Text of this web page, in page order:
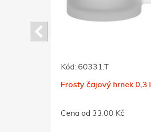
Kód: 60331.T
Frosty čajový hrnek 0,3 l
Cena od 33,00 Kč